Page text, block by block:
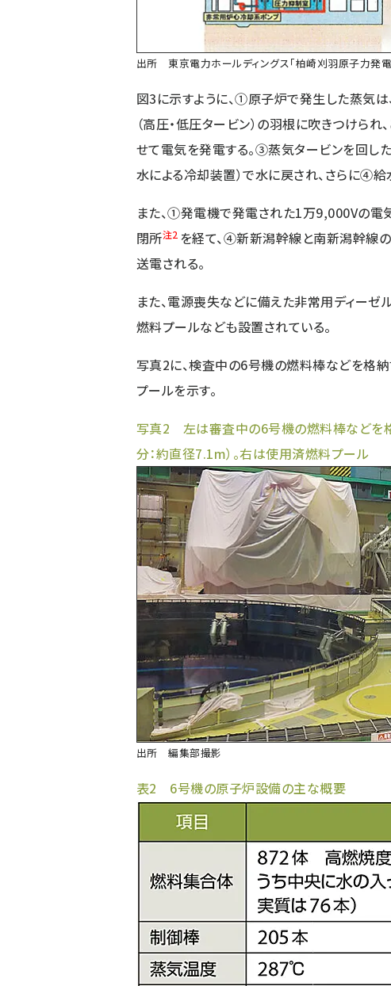
出所 東京電力ホールディングス「柏崎刈羽原子力発
図3に示すように、①原子炉で発生した蒸気
（高圧・低圧タービン）の羽根に吹きつけら
せて電気を発電する。③蒸気タービンを回し
水による冷却装置）で水に戻され、さらに④
また、①発電機で発電された1万9,000Vの
閉所注2 を経て、④新新潟幹線と南新潟幹線
送電される。
また、電源喪失などに備えた非常用ディーゼ
燃料プールなども設置されている。
写真2に、検査中の6号機の燃料棒などを格
プールを示す。
写真2 左は審査中の6号機の燃料棒などを
分：約直径7.1m）。右は使用済燃料プール
出所 編集部撮影
表2 6号機の原子炉設備の主な概要